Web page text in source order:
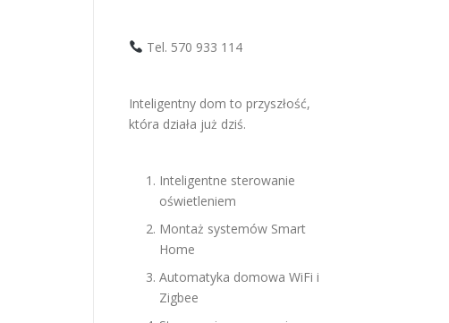
Tel. 570 933 114
Inteligentny dom to przyszłość,
która działa już dziś.
Inteligentne sterowanie
oświetleniem
Montaż systemów Smart
Home
Automatyka domowa WiFi i
Zigbee